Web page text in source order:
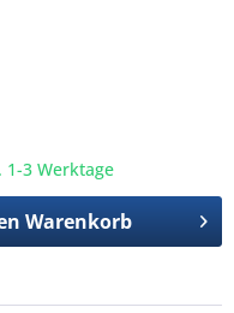
3 Werktage
Warenkorb